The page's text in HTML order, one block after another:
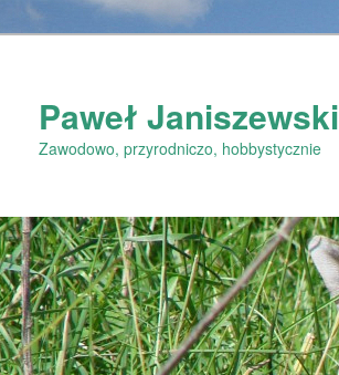
Paweł Janiszewski
Zawodowo, przyrodniczo, hobbystycznie